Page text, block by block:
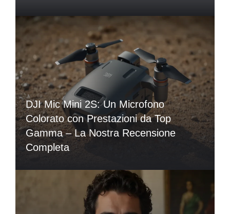
DJI Mic Mini 2S: Un Microfono
Colorato con Prestazioni da Top
Gamma – La Nostra Recensione
Completa